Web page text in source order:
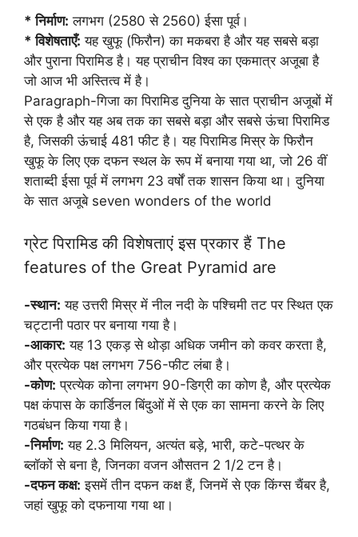
* निर्माण: लगभग (2580 से 2560) ईसा पूर्व।
* विशेषताएँ: यह खुफू (फिरौन) का मकबरा है और यह सबसे बड़ा
और पुराना पिरामिड है। यह प्राचीन विश्व का एकमात्र अजूबा है
जो आज भी अस्तित्व में है।
Paragraph-गिजा का पिरामिड दुनिया के सात प्राचीन अजूबों में
से एक है और यह अब तक का सबसे बड़ा और सबसे ऊंचा पिरामिड
है, जिसकी ऊंचाई 481 फीट है। यह पिरामिड मिस्र के फिरौन
खुफू के लिए एक दफन स्थल के रूप में बनाया गया था, जो 26 वीं
शताब्दी ईसा पूर्व में लगभग 23 वर्षों तक शासन किया था। दुनिया
के सात अजूबे seven wonders of the world
ग्रेट पिरामिड की विशेषताएं इस प्रकार हैं The
features of the Great Pyramid are
-स्थान: यह उत्तरी मिस्र में नील नदी के पश्चिमी तट पर स्थित एक
चट्टानी पठार पर बनाया गया है।
-आकार: यह 13 एकड़ से थोड़ा अधिक जमीन को कवर करता है,
और प्रत्येक पक्ष लगभग 756-फीट लंबा है।
-कोण: प्रत्येक कोना लगभग 90-डिग्री का कोण है, और प्रत्येक
पक्ष कंपास के कार्डिनल बिंदुओं में से एक का सामना करने के लिए
गठबंधन किया गया है।
-निर्माण: यह 2.3 मिलियन, अत्यंत बड़े, भारी, कटे-पत्थर के
ब्लॉकों से बना है, जिनका वजन औसतन 2 1/2 टन है।
-दफन कक्ष: इसमें तीन दफन कक्ष हैं, जिनमें से एक किंग्स चैंबर है,
जहां खुफू को दफनाया गया था।